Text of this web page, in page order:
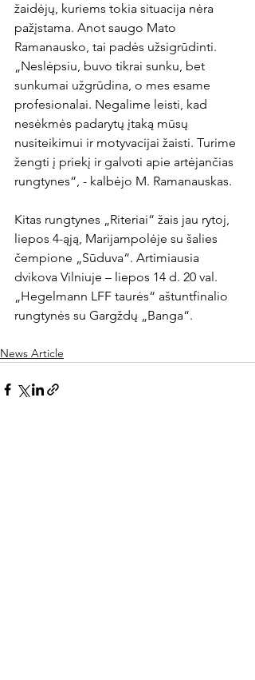
žaidėjų, kuriems tokia situacija nėra
pažįstama. Anot saugo Mato
Ramanausko, tai padės užsigrūdinti.
„Neslėpsiu, buvo tikrai sunku, bet
sunkumai užgrūdina, o mes esame
profesionalai. Negalime leisti, kad
nesėkmės padarytų įtaką mūsų
nusiteikimui ir motyvacijai žaisti. Turime
žengti į priekį ir galvoti apie artėjančias
rungtynes“, - kalbėjo M. Ramanauskas.
Kitas rungtynes „Riteriai“ žais jau rytoj,
liepos 4-ąją, Marijampolėje su šalies
čempione „Sūduva“. Artimiausia
dvikova Vilniuje – liepos 14 d. 20 val.
„Hegelmann LFF taurės“ aštuntfinalio
News Article